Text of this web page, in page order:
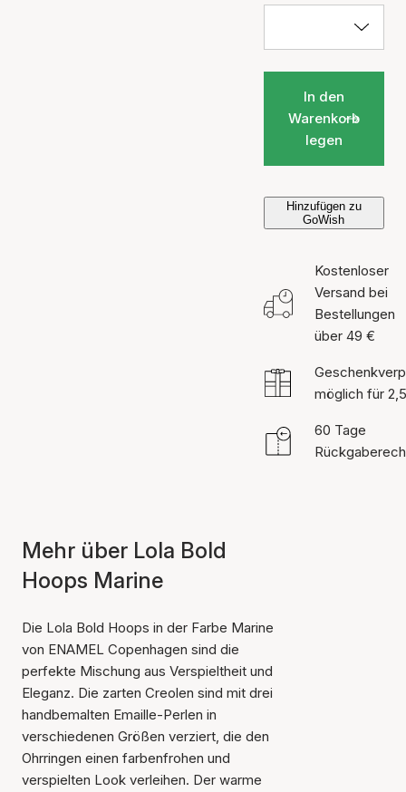
In den
Warenkorb
legen
Hinzufügen zu
GoWish
Kostenloser
Versand bei
Bestellungen
über 49 €
möglich für
60 Tage
Mehr über Lola Bold
Hoops Marine
Die Lola Bold Hoops in der Farbe Marine
von ENAMEL Copenhagen sind die
perfekte Mischung aus Verspieltheit und
Eleganz. Die zarten Creolen sind mit drei
handbemalten Emaille-Perlen in
verschiedenen Größen verziert, die den
Ohrringen einen farbenfrohen und
verspielten Look verleihen. Der warme